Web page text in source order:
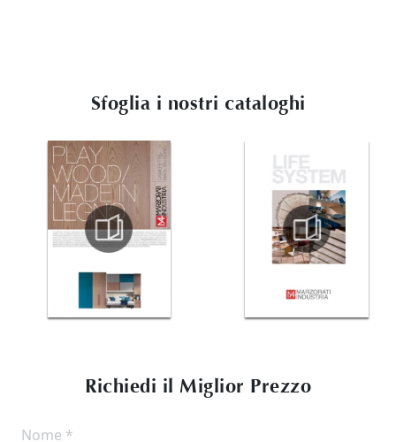
Sfoglia i nostri cataloghi
Richiedi il Miglior Prezzo